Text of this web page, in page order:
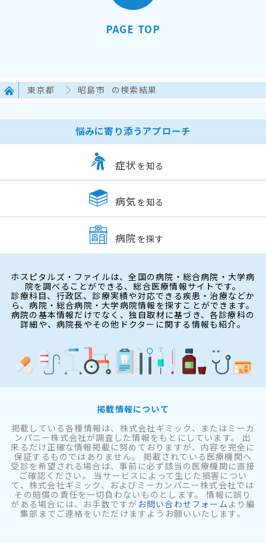
PAGE TOP
東京都 昭島市 の検索結果
悩みに寄り添うアプローチ
症状 を知る
病気 を知る
病院 を探す
ホスピタルズ・ファイルは、全国の病院・総合病院・大学病
院を調べることができる、総合医療情報サイトです。
診療科目、行政区、診療実績や対応できる疾患・治療などか
ら、病院・総合病院・大学病院情報を探すことができます。
病院の基本情報だけでなく、独自取材に基づき、各診療科の
詳細や、病院長やその他ドクターに関する情報も紹介。
掲載情報について
掲載している各種情報は、株式会社ギミック、またはミーカ
ンパニー株式会社が調査した情報をもとにしています。 出
来るだけ正確な情報掲載に努めておりますが、内容を完全に
保証するものではありません。 掲載されている医療機関へ
受診を希望される場合は、事前に必ず該当の医療機関に直接
ご確認ください。 当サービスによって生じた損害につい
て、株式会社ギミック、およびミーカンパニー株式会社では
その賠償の責任を一切負わないものとします。 情報に誤り
がある場合には、お手数ですが お問い合わせフォーム より編
集部までご連絡をいただけますようお願いいたします。